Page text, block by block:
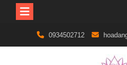
content
0934502712